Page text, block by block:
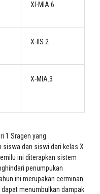
XI-MIA.6
X-IIS.2
X-MIA.3
1 Sragen yang
siswa dan siswi dari kelas X
ini diterapkan sistem
penumpukan
ini merupakan cerminan
menumbulkan dampak